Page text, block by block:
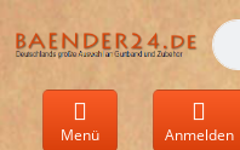
Menü Anmelden